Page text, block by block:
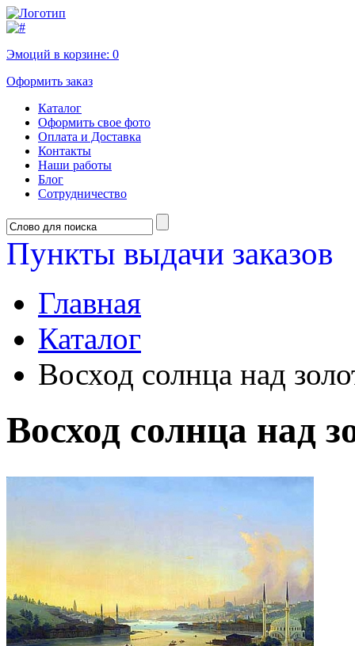
Эмоций в корзине: 0
Оформить заказ
Каталог
Оформить свое фото
Оплата и Доставка
Контакты
Наши работы
Блог
Сотрудничество
Пункты выдачи заказов
Главная
Каталог
Восход солнца над
Восход солнца над